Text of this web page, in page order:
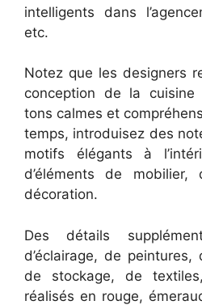
intelligents dans
etc.
Notez que les designers
conception de la
tons calmes et
temps, introduisez des
motifs élégants à
d’éléments de mobilier,
décoration.
Des détails
d’éclairage, de
de stockage, de
réalisés en rouge,